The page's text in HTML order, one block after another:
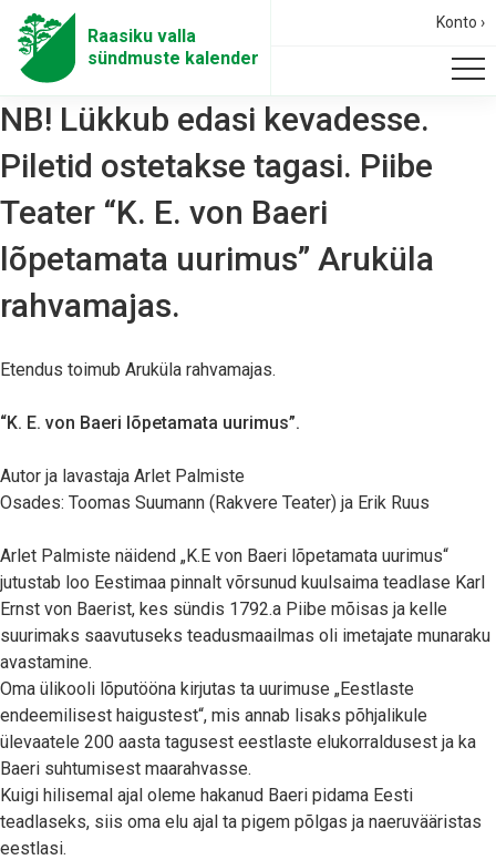
Raasiku valla
sündmuste kalender
Konto ›
NB! Lükkub edasi kevadesse.
Piletid ostetakse tagasi. Piibe
Teater “K. E. von Baeri
lõpetamata uurimus” Aruküla
rahvamajas.
Etendus toimub Aruküla rahvamajas.
“K. E. von Baeri lõpetamata uurimus”.
Autor ja lavastaja Arlet Palmiste
Osades: Toomas Suumann (Rakvere Teater) ja Erik Ruus
Arlet Palmiste näidend „K.E von Baeri lõpetamata uurimus“
jutustab loo Eestimaa pinnalt võrsunud kuulsaima teadlase Karl
Ernst von Baerist, kes sündis 1792.a Piibe mõisas ja kelle
suurimaks saavutuseks teadusmaailmas oli imetajate munaraku
avastamine.
Oma ülikooli lõputööna kirjutas ta uurimuse „Eestlaste
endeemilisest haigustest“, mis annab lisaks põhjalikule
ülevaatele 200 aasta tagusest eestlaste elukorraldusest ja ka
Baeri suhtumisest maarahvasse.
Kuigi hilisemal ajal oleme hakanud Baeri pidama Eesti
teadlaseks, siis oma elu ajal ta pigem põlgas ja naeruvääristas
eestlasi.